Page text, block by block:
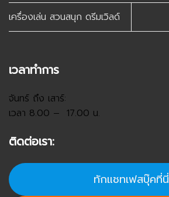
เครื่องเล่น สวนสนุก ดรีมเวิลด์
เวลาทำการ
จันทร์ ถึง เสาร์:
เวลา 8.00 – 17.00 น.
ติดต่อเรา:
ทักแชทเฟสบุ๊คที่นี่